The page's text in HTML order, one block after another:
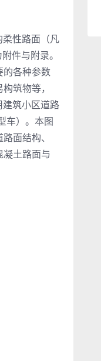
性路面（凡
件与附录。
的各种参数
筑物等，
筑小区道路
车）。本图
面结构、
土路面与